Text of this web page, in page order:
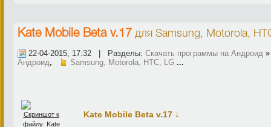
Kate Mobile Beta v.17 для Samsung, Motorola,
22-04-2015, 17:32 | Разделы: Скачать программы на Андроид
Андроид, Samsung, Motorola, HTC, LG ...
Kate Mobile Beta v.17 ↓